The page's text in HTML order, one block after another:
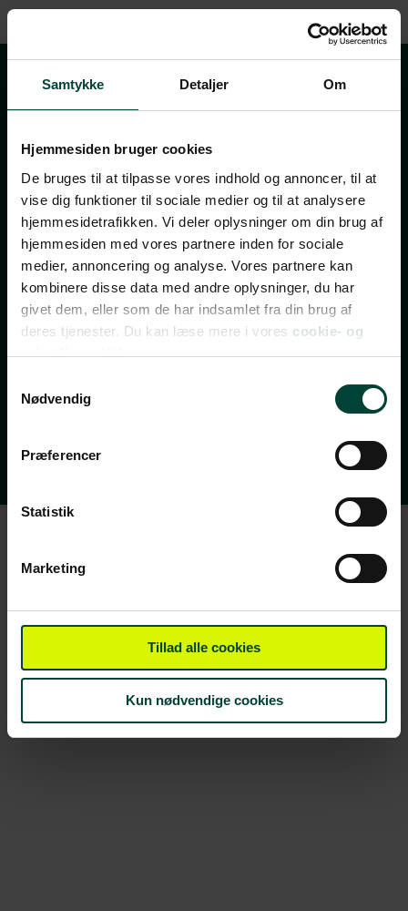
Samtykke Detaljer Om
Hjemmesiden bruger cookies
De bruges til at tilpasse vores indhold og annoncer, til at
vise dig funktioner til sociale medier og til at analysere
hjemmesidetrafikken. Vi deler oplysninger om din brug af
hjemmesiden med vores partnere inden for sociale
medier, annoncering og analyse. Vores partnere kan
kombinere disse data med andre oplysninger, du har
givet dem, eller som de har indsamlet fra din brug af
deres tjenester. Du kan læse mere i vores cookie- og
privatlivspolitik.
Nødvendig
Præferencer
Statistik
Marketing
Tillad alle cookies
Kun nødvendige cookies
Tilmeld dig vores
nyhedsbrev
TILMELD NYHEDSBREV
FÅ INSPIRATION, TILBUD OG INVITATIONER TIL
REJSEEVENTS
Bliv opdateret med de bedste tilbud, nye rejsemål,
invitationer til gratis rejseforedrag, rejsetips og
spændende indhold fra vores rejseblog.
kan til enhver tid afmelde dig igen.